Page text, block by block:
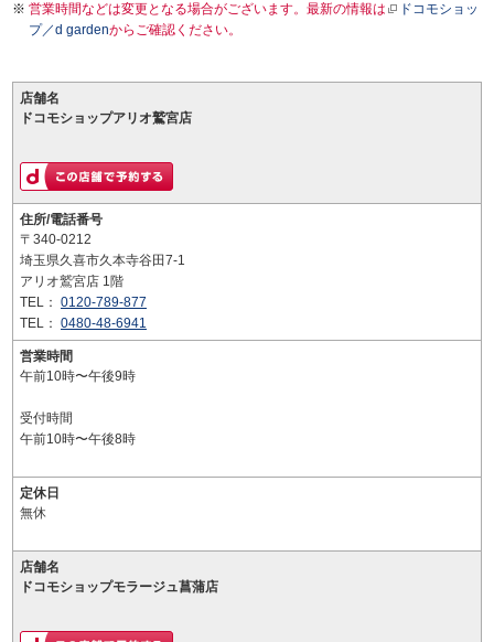
営業時間などは変更となる場合がございます。最新の情報は
ドコモショッ
プ／d gardenからご確認ください。
店舗名
ドコモショップアリオ鷲宮店
住所/電話番号
〒340-0212
埼玉県久喜市久本寺谷田7-1
アリオ鷲宮店 1階
TEL： 0120-789-877
TEL： 0480-48-6941
営業時間
午前10時〜午後9時
受付時間
午前10時〜午後8時
定休日
無休
店舗名
ドコモショップモラージュ菖蒲店